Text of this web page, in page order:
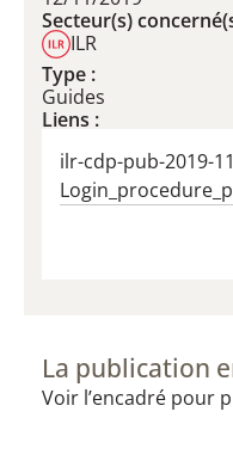
Secteur(s)
ILR
Type :
Guides
Liens :
ilr-cdp-pub-2019-
La publication
Voir l’encadré pour